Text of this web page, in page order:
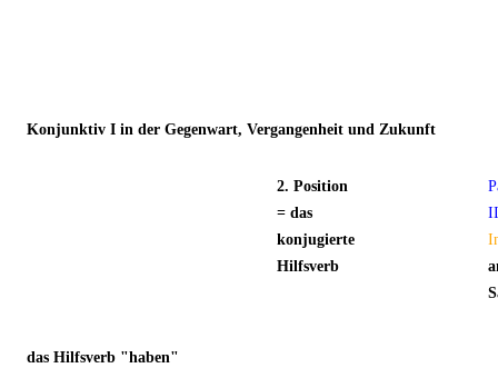
Konjunktiv I in der Gegenwart, Vergangenheit und Zukunft
2. Position
= das
konjugierte
Hilfsverb
das Hilfsverb "haben"